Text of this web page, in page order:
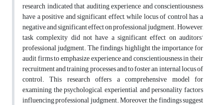
research indicated that auditing experience and conscientiousness
have a positive and significant effect, while locus of control has a
negative and significant effect on professional judgment. However,
task complexity did not have a significant effect on auditors’
professional judgment. The findings highlight the importance for
audit firms to emphasize experience and conscientiousness in their
recruitment and training processes and to foster an internal locus of
control. This research offers a comprehensive model for
examining the psychological, experiential, and personality factors
influencing professional judgment. Moreover, the findings suggest